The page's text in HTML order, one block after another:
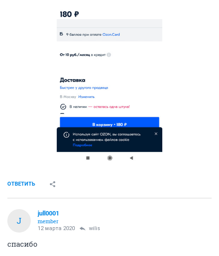
ОТВЕТИТЬ
J
jull0001
member
12 марта 2020 wilis
спасибо